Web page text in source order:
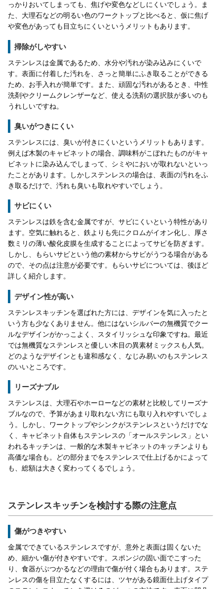
っかりおいてしまっても、焦げや変色などしにくいでしょう。ま
た、大理石などの明るい色のワークトップと比べると、仮に焦げ
や変色があっても目立ちにくいというメリットもあります。
掃除がしやすい
ステンレスは金属であるため、水分や汚れが染み込みにくいで
す。表面に付着した汚れを、さっと簡単にふき取ることができる
ため、お手入れが簡単です。また、頑固な汚れがあるとき、中性
洗剤やクリームクレンザーなど、使える洗剤の選択肢が多いのも
うれしいですね。
臭いがつきにくい
ステンレスには、臭いが付きにくいというメリットもあります。
例えば木製のキャビネットの場合、調味料がこぼれたものがキャ
ビネットに染み込んでしまって、シミやにおいが取れないといっ
たことがあります。しかしステンレスの場合は、表面の汚れをふ
き取るだけで、汚れも臭いも取れやすいでしょう。
サビにくい
ステンレスは鉄を含む金属ですが、サビにくいという特性があり
ます。空気に触れると、鉄よりも先にクロムがイオン化し、厚さ
数ミリの薄い酸化皮膜を生成することによってサビを防ぎます。
しかし、もらいサビという他の素材からサビがうつる場合がある
ので、その点は注意が必要です。もらいサビについては、後ほど
詳しく紹介します。
デザイン性が高い
ステンレスキッチンを選ばれた方には、デザインを気に入ったと
いう方も少なくありません。他にはないシルバーの無機質でクー
ルなデザインがかっこよく、スタイリッシュな印象ですね。最近
では無機質なステンレスと優しい木目の異素材ミックスも人気。
どのようなデザインとも違和感なく、なじみ易いのもステンレス
のいいところです。
リーズナブル
ステンレスは、大理石やホーローなどの素材と比較してリーズナ
ブルなので、予算があまり取れない方にも取り入れやすいでしょ
う。しかし、ワークトップやシンクがステンレスというだけでな
く、キャビネット自体もステンレスの「オールステンレス」とい
われるキッチンは、一般的な木製キャビネットのキッチンよりも
高価な場合も。どの部分までをステンレスで仕上げるかによって
も、総額は大きく変わってくるでしょう。
ステンレスキッチンを検討する際の注意点
傷がつきやすい
金属でできているステンレスですが、意外と表面は固くないた
め、細かい傷が付きやすいです。スポンジの固い面でこすった
り、食器がぶつかるなどの理由で傷が付く場合もあります。ステ
ンレスの傷を目立たなくするには、ツヤがある鏡面仕上げタイプ